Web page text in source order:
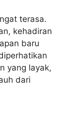
terasa.
kehadiran
baru
yang layak,
dari